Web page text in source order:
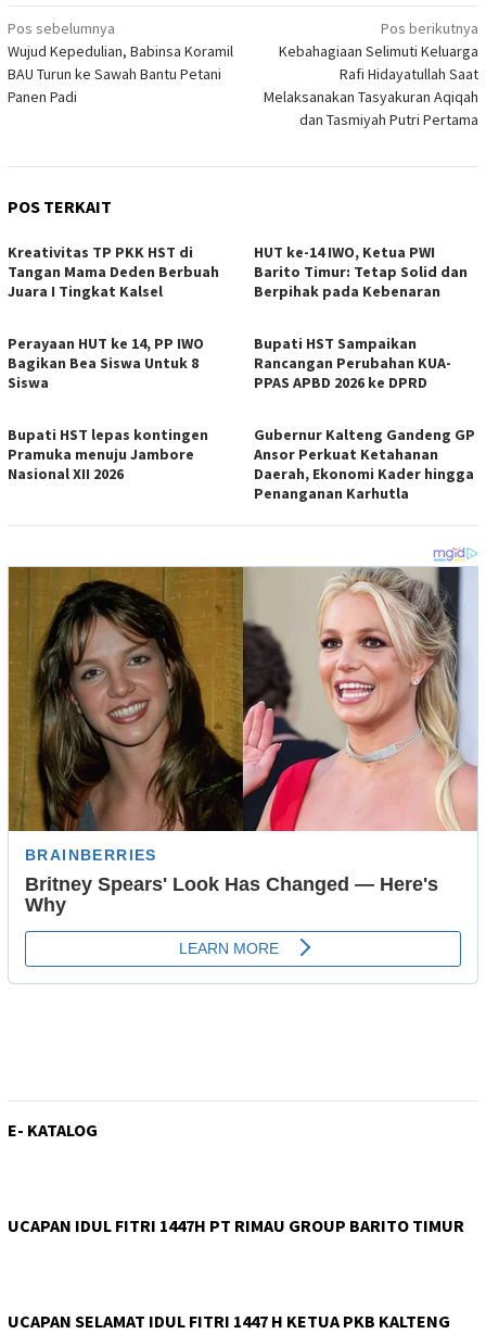
Navigasi
pos
Pos sebelumnya
Wujud Kepedulian, Babinsa Koramil
BAU Turun ke Sawah Bantu Petani
Panen Padi
Pos berikutnya
Kebahagiaan Selimuti Keluarga
Rafi Hidayatullah Saat
Melaksanakan Tasyakuran Aqiqah
dan Tasmiyah Putri Pertama
POS TERKAIT
Kreativitas TP PKK HST di
Tangan Mama Deden Berbuah
Juara I Tingkat Kalsel
HUT ke-14 IWO, Ketua PWI
Barito Timur: Tetap Solid dan
Berpihak pada Kebenaran
Perayaan HUT ke 14, PP IWO
Bagikan Bea Siswa Untuk 8
Siswa
Bupati HST Sampaikan
Rancangan Perubahan KUA-
PPAS APBD 2026 ke DPRD
Bupati HST lepas kontingen
Pramuka menuju Jambore
Nasional XII 2026
Gubernur Kalteng Gandeng GP
Ansor Perkuat Ketahanan
Daerah, Ekonomi Kader hingga
Penanganan Karhutla
E- KATALOG
UCAPAN IDUL FITRI 1447H PT RIMAU GROUP BARITO TIMUR
UCAPAN SELAMAT IDUL FITRI 1447 H KETUA PKB KALTENG